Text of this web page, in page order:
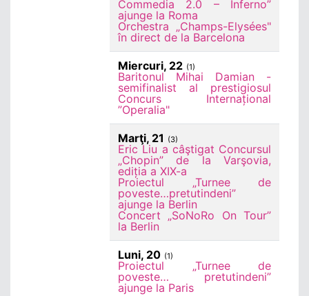
Commedia 2.0 – Inferno”
ajunge la Roma
Orchestra „Champs-Elysées"
în direct de la Barcelona
Miercuri, 22 (1)
Baritonul Mihai Damian -
semifinalist al prestigiosul
Concurs Internațional
”Operalia"
Marţi, 21 (3)
Eric Liu a câştigat Concursul
„Chopin” de la Varşovia,
ediția a XIX-a
Proiectul „Turnee de
poveste…pretutindeni”
ajunge la Berlin
Concert „SoNoRo On Tour”
la Berlin
Luni, 20 (1)
Proiectul „Turnee de
poveste… pretutindeni”
ajunge la Paris